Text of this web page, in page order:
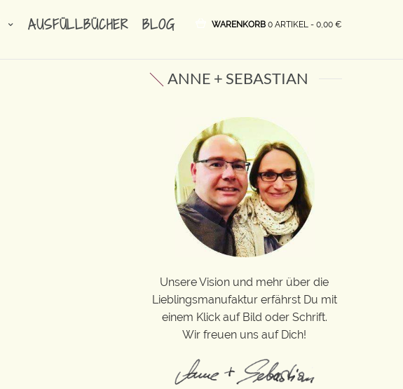
AUSFÜLLBÜCHER BLOG WARENKORB 0 ARTIKEL - 0,00 €
ANNE + SEBASTIAN
Unsere Vision und mehr über die
Lieblingsmanufaktur erfährst Du mit
einem Klick auf Bild oder Schrift.
Wir freuen uns auf Dich!